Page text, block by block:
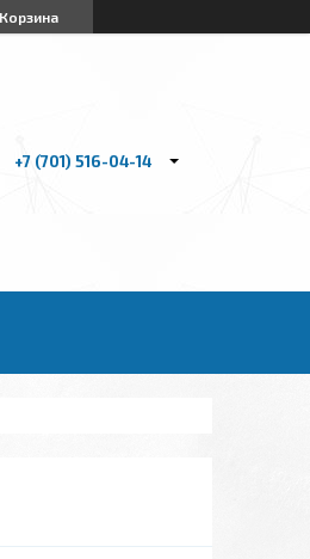
Корзина
+7 (701) 516-04-14